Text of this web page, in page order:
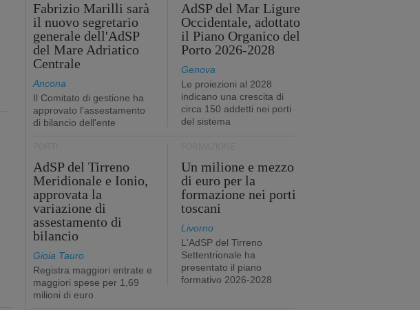
Fabrizio Marilli sarà
il nuovo segretario
generale dell'AdSP
del Mare Adriatico
Centrale
Ancona
Il Comitato di gestione ha
approvato l'assestamento
di bilancio dell'ente
AdSP del Mar Ligure
Occidentale, adottato
il Piano Organico del
Porto 2026-2028
Genova
Le proiezioni al 2028
indicano una crescita di
circa 150 addetti nei porti
del sistema
AdSP del Tirreno
Meridionale e Ionio,
approvata la
variazione di
assestamento di
bilancio
Gioia Tauro
Registra maggiori entrate e
maggiori spese per 1,69
milioni di euro
Un milione e mezzo
di euro per la
formazione nei porti
toscani
Livorno
L'AdSP del Tirreno
Settentrionale ha
presentato il piano
formativo 2026-2028